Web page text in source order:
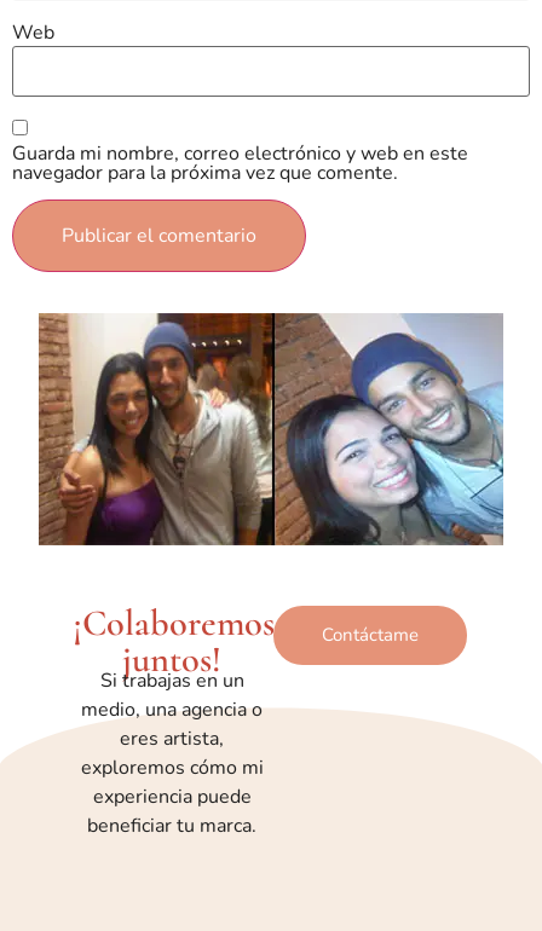
Web
Guarda mi nombre, correo electrónico y web en este
navegador para la próxima vez que comente.
¡Colaboremos
juntos!
Si trabajas en un
medio, una agencia o
eres artista,
exploremos cómo mi
experiencia puede
beneficiar tu marca.
Contáctame